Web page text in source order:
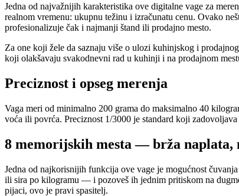
Jedna od najvažnijih karakteristika ove digitalne vage za
realnom vremenu: ukupnu težinu i izračunatu cenu. Ovako
profesionalizuje čak i najmanji štand ili prodajno mesto.
Za one koji žele da saznaju više o ulozi kuhinjskog i
koji olakšavaju svakodnevni rad u kuhinji i na prodajnom
Preciznost i opseg merenja
Vaga meri od minimalno 200 grama do maksimalno 40
voća ili povrća. Preciznost 1/3000 je standard koji
8 memorijskih mesta — brža naplata,
Jedna od najkorisnijih funkcija ove vage je mogućnost
ili sira po kilogramu — i pozoveš ih jednim pritiskom na
pijaci, ovo je pravi spasitelj.